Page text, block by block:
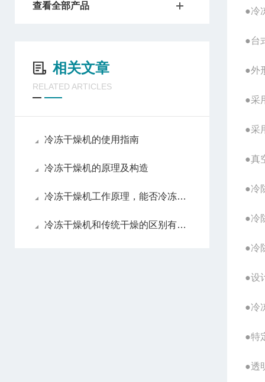
查看全部产品
相关文章
RELATED ARTICLES
冷冻干燥机的使用指南
冷冻干燥机的原理及构造
冷冻干燥机工作原理，能否冷冻干燥液体样品？
冷冻干燥机和传统干燥的区别有哪些
●冷
●台
●外
●采
●采
●真
●冷
●冷
●冷
●设
●冷
●特
●透